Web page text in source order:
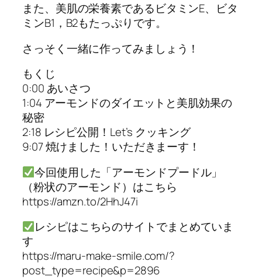
また、美肌の栄養素であるビタミンE、ビタ
ミンB1，B2もたっぷりです。
さっそく一緒に作ってみましょう！
もくじ
0:00 あいさつ
1:04 アーモンドのダイエットと美肌効果の
秘密
2:18 レシピ公開！Let’s クッキング
9:07 焼けました！いただきまーす！
今回使用した「アーモンドプードル」
（粉状のアーモンド）はこちら
https://amzn.to/2HhJ47i
レシピはこちらのサイトでまとめていま
す
https://maru-make-smile.com/?
post_type=recipe&p=2896